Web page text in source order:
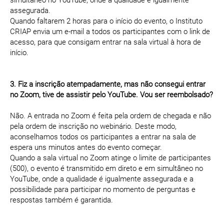
assegurada.
Quando faltarem 2 horas para o início do evento, o Instituto
CRIAP envia um e-mail a todos os participantes com o link de
acesso, para que consigam entrar na sala virtual à hora de
início.
3. Fiz a inscrição atempadamente, mas não consegui entrar
no Zoom, tive de assistir pelo YouTube. Vou ser reembolsado?
Não. A entrada no Zoom é feita pela ordem de chegada e não
pela ordem de inscrição no webinário. Deste modo,
aconselhamos todos os participantes a entrar na sala de
espera uns minutos antes do evento começar.
Quando a sala virtual no Zoom atinge o limite de participantes
(500), o evento é transmitido em direto e em simultâneo no
YouTube, onde a qualidade é igualmente assegurada e a
possibilidade para participar no momento de perguntas e
respostas também é garantida.